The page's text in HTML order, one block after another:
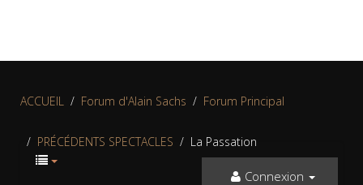
ACCUEIL Forum d'Alain Sachs Forum Principal
PRÉCÉDENTS SPECTACLES La Passation
Connexion